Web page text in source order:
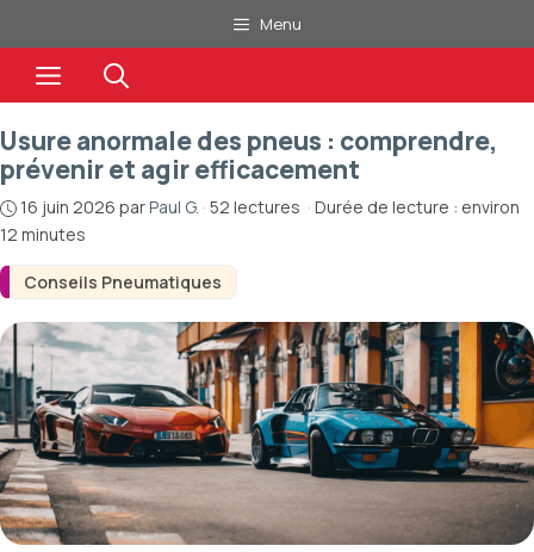
au
contenu
Menu
Menu
Conseils Pneumatiques
Usure anormale des pneus : comprendre,
prévenir et agir efficacement
16 juin 2026 parPaul G. · 52 lectures · Durée de lecture : environ
12 minutes